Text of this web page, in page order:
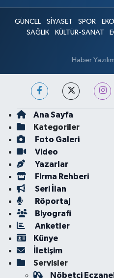
GÜNCEL SİYASET SPOR
SAĞLIK
KÜLTÜR-SANAT
Haber
Ana Sayfa
Kategoriler
Foto Galeri
Video
Yazarlar
Firma Rehberi
Seri İlan
Röportaj
Biyografi
Anketler
Künye
İletişim
Servisler
Nöbetçi